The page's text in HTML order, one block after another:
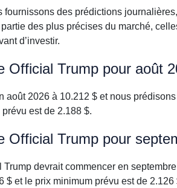
des prédictions
des plus précises du marché,
d’investir.
Official Trump pour août
août 2026 à 10.212 $ et nous
est de 2.188 $.
Official Trump pour
devrait commencer en
$ et le prix minimum prévu est de 2.126